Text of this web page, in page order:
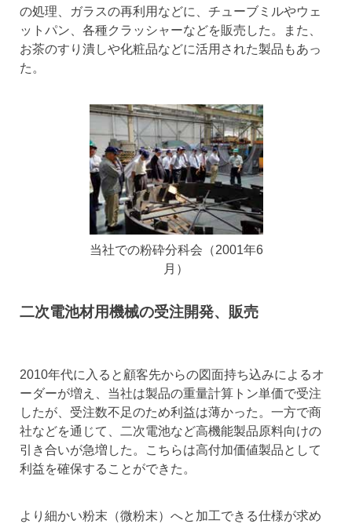
の処理、ガラスの再利用などに、チューブミルやウェ
ットパン、各種クラッシャーなどを販売した。また、
お茶のすり潰しや化粧品などに活用された製品もあっ
た。
当社での粉砕分科会（2001年6
月）
二次電池材用機械の受注開発、販売
2010年代に入ると顧客先からの図面持ち込みによるオ
ーダーが増え、当社は製品の重量計算トン単価で受注
したが、受注数不足のため利益は薄かった。一方で商
社などを通じて、二次電池など高機能製品原料向けの
引き合いが急増した。こちらは高付加価値製品として
利益を確保することができた。
より細かい粉末（微粉末）へと加工できる仕様が求め